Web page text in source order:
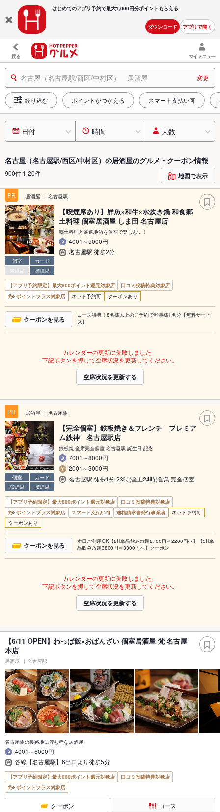
はじめてのアプリ予約で最大1,000円分ポイントもらえる
ダウンロード アプリで開く
戻る マイメニュー
名古屋（名古屋駅/西区/中村区） 居酒屋 変更
絞り込む ポイントがつかえる スマート支払い可
日付 時間 人数
名古屋（名古屋駅/西区/中村区）の居酒屋のグルメ・クーポン情報
900件 1-20件 地図で表示
PR 居酒屋 名古屋駅
個室
カード
禁煙席
喫煙席
【喫煙席あり】鮮魚×和牛×水炊き鍋 和食郷
土料理 個室居酒屋 しま田 名古屋店
郷土料理と厳選地酒を個室で楽しむ...！
4001～5000円
名古屋駅 徒歩2分
【アプリ予約限定】最大800ポイント還元対象店
口コミ投稿特典対象店
ポイントプラス対象店
ネット予約可 クーポンあり
クーポンを見る
コース特典！8名様以上のご予約で幹事様1名分【無料サービ
ス】
カレンダーの更新に失敗しました。
下記ボタンを押して空席状況を更新してください。
空席状況を更新する
PR 居酒屋 名古屋駅
個室
カード
禁煙席
喫煙席
【完全個室】鉄板焼き＆フレンチ プレミア
ム鉄神 名古屋駅店
鉄板焼 全席完全個室 名古屋駅 誕生日 記念
7001～8000円
2001～3000円
名古屋駅 徒歩1分 23時(金土24時)営業 完全個室
【アプリ予約限定】最大800ポイント還元対象店
口コミ投稿特典対象店
ポイントプラス対象店
スマート支払い可 適格請求書発行事業者
ネット予約可
クーポンあり
クーポンを見る
本日ご利用OK【2H単品飲み放題2700円⇒2200円へ】【3H単
品飲み放題3800円⇒3300円へ】クーポン
カレンダーの更新に失敗しました。
下記ボタンを押して空席状況を更新してください。
空席状況を更新する
【6/11 OPEN】わっぱ飯×おばんざい 個室居酒屋 梵 名古屋
本店
居酒屋 名古屋駅
名古屋駅の裏路地に佇む粋な居酒屋
4001～5000円
各線【名古屋駅】6出口より徒歩5分
【アプリ予約限定】最大800ポイント還元対象店
口コミ投稿特典対象店
ポイントプラス対象店
クーポン コース